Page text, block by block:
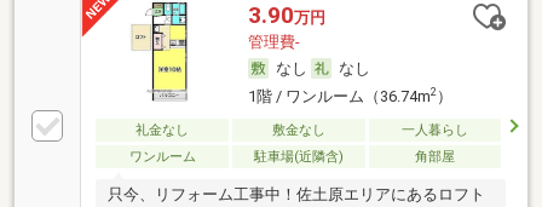
3.90万円
管理費-
なし
なし
1階 / ワンルーム（36.74m2）
礼金なし 敷金なし
一人暮らし
ワンルーム
駐車場(近隣含) 角部屋
只今、リフォーム工事中！佐土原エリアにあるロフト